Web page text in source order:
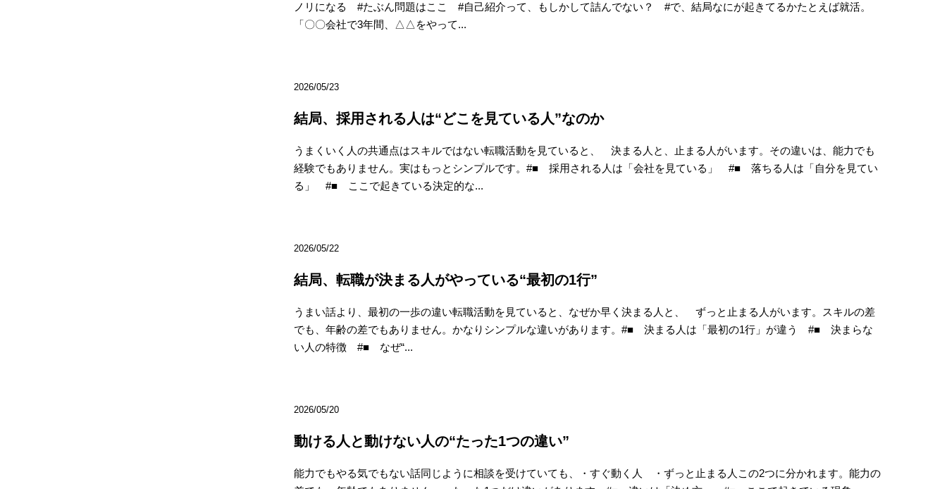
ノリになる #たぶん問題はここ #自己紹介って、もしかして詰んでない？ #で、結局なにが起きてるかたとえば就活。
「〇〇会社で3年間、△△をやって...
2026/05/23
結局、採用される人は“どこを見ている人”なのか
うまくいく人の共通点はスキルではない転職活動を見ていると、 決まる人と、止まる人がいます。その違いは、能力でも
経験でもありません。実はもっとシンプルです。#■ 採用される人は「会社を見ている」 #■ 落ちる人は「自分を見てい
る」 #■ ここで起きている決定的な...
2026/05/22
結局、転職が決まる人がやっている“最初の1行”
うまい話より、最初の一歩の違い転職活動を見ていると、なぜか早く決まる人と、 ずっと止まる人がいます。スキルの差
でも、年齢の差でもありません。かなりシンプルな違いがあります。#■ 決まる人は「最初の1行」が違う #■ 決まらな
い人の特徴 #■ なぜ“...
2026/05/20
動ける人と動けない人の“たった1つの違い”
能力でもやる気でもない話同じように相談を受けていても、・すぐ動く人 ・ずっと止まる人この2つに分かれます。能力の